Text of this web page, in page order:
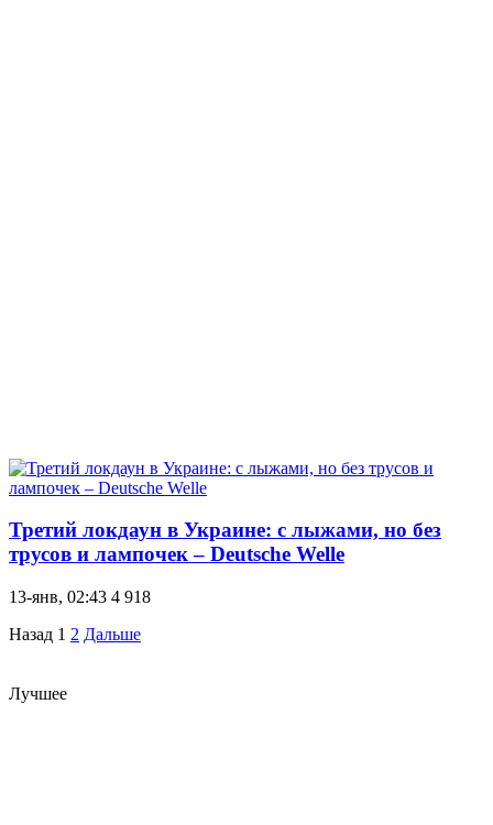
Третий локдаун в Украине: с лыжами, но без
трусов и лампочек – Deutsche Welle
13-янв, 02:43 4 918
Назад 1 2 Дальше
Лучшее